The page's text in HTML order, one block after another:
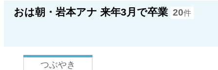
おは朝・岩本アナ 来年3月で卒業 20件
つぶやき